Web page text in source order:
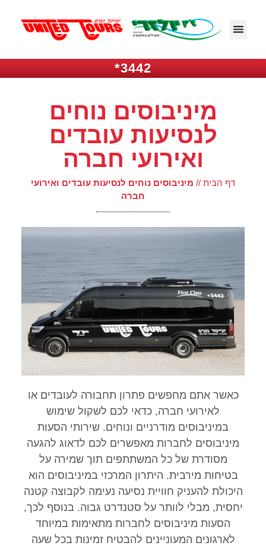
3442*
מיניבוסים נוחים
לנסיעות עובדים
ואירועי חברה
דף הבית // מיניבוסים נוחים לנסיעות עובדים ואירועי
חברה
כאשר אתם מחפשים פתרון תחבורה לעובדים או
לאירועי חברה, כדאי לכם לשקול שימוש
במיניבוסים מודרניים ונוחים. שירותי הסעות
מיניבוסים לחברות מאפשרים לכם לדאוג להגעה
מסודרת של כל המשתתפים תוך שמירה על
בטיחות מירבית. היתרון המרכזי במיניבוסים הוא
היכולת להעניק חוויית נסיעה נעימה לקבוצה קטנה
יחסית, מבלי לוותר על סטנדרט גבוה. בנוסף לכך,
הסעות מיניבוסים לחברות מתאימות במיוחד
לארגונים המעוניינים להבטיח זמינות בכל שעה